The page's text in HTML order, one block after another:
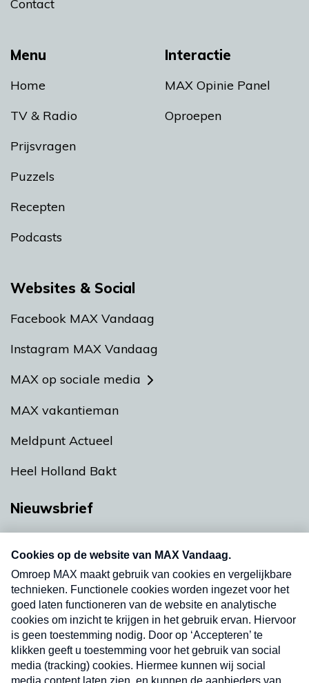
Menu
Home
TV & Radio
Prijsvragen
Puzzels
Recepten
Podcasts
Interactie
MAX Opinie Panel
Oproepen
Contact
Websites & Social
Facebook MAX Vandaag
Instagram MAX Vandaag
MAX op sociale media
MAX vakantieman
Meldpunt Actueel
Heel Holland Bakt
Nieuwsbrief
nieuwsbrief. Elke vrijdag- en dinsdagochtend in
uw mailbox.
Verzend